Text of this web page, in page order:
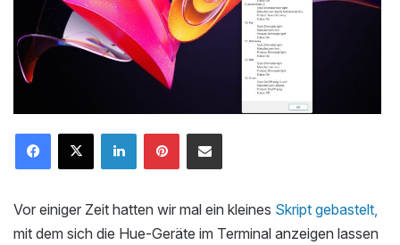
Vor einiger Zeit hatten wir mal ein kleines Skript gebastelt,
mit dem sich die Hue-Geräte im Terminal anzeigen lassen